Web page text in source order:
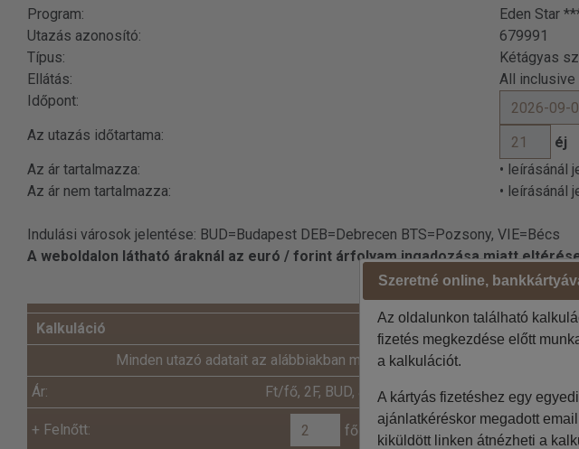
Program:
Eden Star
Utazás azonosító:
679991
Típus:
Kétágyas
Ellátás:
All inclusive
Időpont:
Az utazás időtartama:
éj
Az ár tartalmazza:
• leírásánál
Az ár nem tartalmazza:
• leírásánál
Indulási városok jelentése: BUD=Budapest DEB=Debrecen BTS=Pozsony, VIE=Bécs
A weboldalon látható áraknál az euró / forint árfolyam ingadozása miatt
Kalkuláció
Minden utazó adatait az alábbiakban megadni szíveskedjenek!
Ár:
Ft/fő, 2F, BUD, all inclusive, kétágyas szoba
+ Felnőtt: fő x =
Szeretné online,
Az oldalunkon található
fizetés megkezdése előtt
a kalkulációt.
A kártyás fizetéshez egy
ajánlatkéréskor megadott
kiküldött linken átnézheti a